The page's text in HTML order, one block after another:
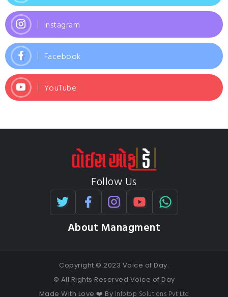
Instagram
Facebook
YouTube
Follow Us
About Managment
Copyright © 2023 Voice of Day.
© All Rights Reserved Voice of Day
Made With Love ❤️ By Infotop Solutions Pvt Ltd